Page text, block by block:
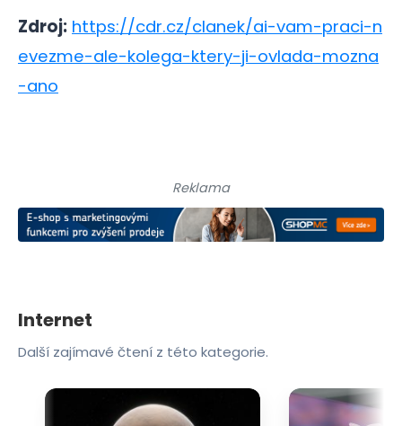
Zdroj: https://cdr.cz/clanek/ai-vam-praci-n
evezme-ale-kolega-ktery-ji-ovlada-mozna
-ano
Reklama
Internet
Další zajímavé čtení z této kategorie.